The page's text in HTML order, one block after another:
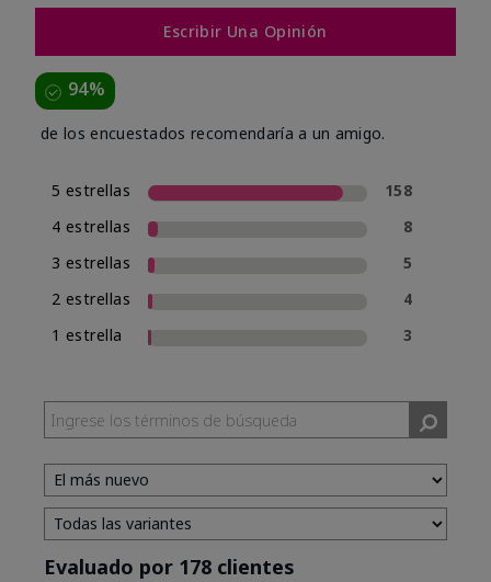
Escribir Una Opinión
94%
de los encuestados recomendaría a un amigo.
5 estrellas
158
4 estrellas
8
3 estrellas
5
2 estrellas
4
1 estrella
3
Evaluado por 178 clientes